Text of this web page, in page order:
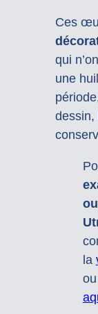
Ces
qui
une
dessin,
la
ou